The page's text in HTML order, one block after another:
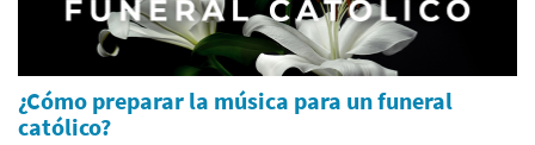
¿Cómo preparar la música para un funeral
católico?